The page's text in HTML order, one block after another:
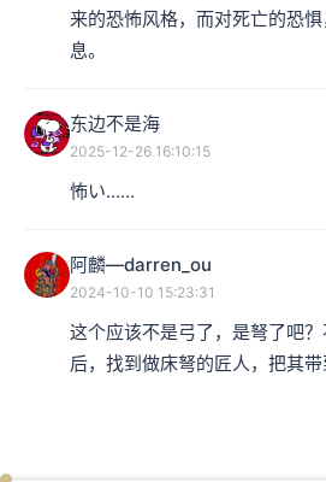
来的恐怖风格，而对死亡的恐
息。
东边不是海
2025-12-26 16:10:15
怖い……
阿麟—darren_ou
2024-10-10 15:23:31
这个应该不是弓了，是弩了吧
后，找到做床弩的匠人，把其带